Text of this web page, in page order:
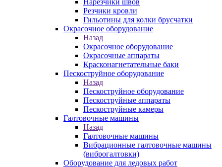
Нарезчики швов
Резчики кровли
Гильотины для колки брусчатки
Окрасочное оборудование
Назад
Окрасочное оборудование
Окрасочные аппараты
Красконагнетательные баки
Пескоструйное оборудование
Назад
Пескоструйное оборудование
Пескоструйные аппараты
Пескоструйные камеры
Галтовочные машины
Назад
Галтовочные машины
Вибрационные галтовочные машины
(виброгалтовки)
Оборудование для ледовых работ